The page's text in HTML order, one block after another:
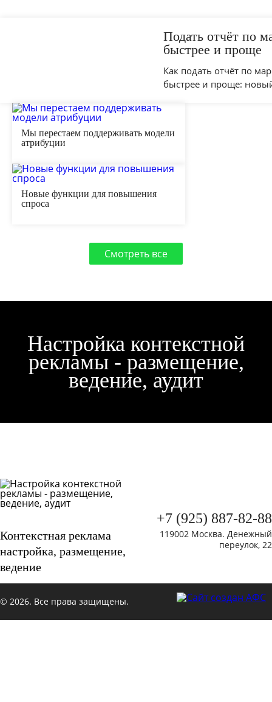
Подать отчёт по
быстрее и проще
Как подать отчёт по
быстрее и проще:
Мы перестаем поддерживать модели
атрибуции
Новые функции для повышения
спроса
Смотреть все
Настройка контекстной
рекламы - размещение,
ведение, аудит
Контекстная реклама
настройка, размещение,
ведение
+7 (925) 887-82-88
119002 Москва. Денежный
переулок, 22
© 2026. Все права защищены.